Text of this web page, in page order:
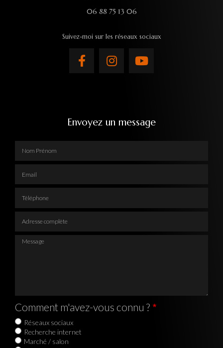
06 88 75 13 06
Suivez-moi sur les réseaux sociaux
Envoyez un message
Message
Comment m'avez-vous connu ?
Réseaux sociaux
Recherche internet
Marché / salon